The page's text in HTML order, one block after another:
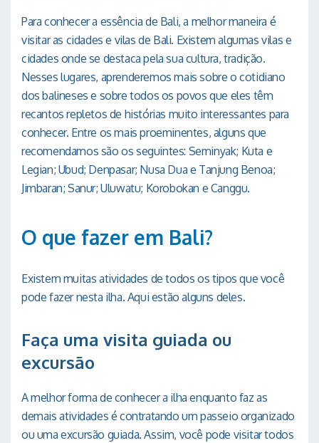
Para conhecer a essência de Bali, a melhor maneira é
visitar as cidades e vilas de Bali. Existem algumas vilas e
cidades onde se destaca pela sua cultura, tradição.
Nesses lugares, aprenderemos mais sobre o cotidiano
dos balineses e sobre todos os povos que eles têm
recantos repletos de histórias muito interessantes para
conhecer. Entre os mais proeminentes, alguns que
recomendamos são os seguintes: Seminyak; Kuta e
Legian; Ubud; Denpasar; Nusa Dua e Tanjung Benoa;
Jimbaran; Sanur; Uluwatu; Korobokan e Canggu.
O que fazer em Bali?
Existem muitas atividades de todos os tipos que você
pode fazer nesta ilha. Aqui estão alguns deles.
Faça uma visita guiada ou
excursão
A melhor forma de conhecer a ilha enquanto faz as
demais atividades é contratando um passeio organizado
ou uma excursão guiada. Assim, você pode visitar todos